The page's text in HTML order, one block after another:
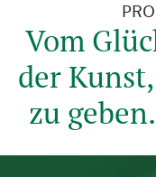
Vom
der
zu